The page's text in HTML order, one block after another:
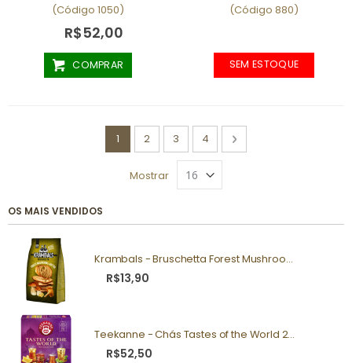
(Código 1050)
R$52,00
COMPRAR
(Código 880)
SEM ESTOQUE
Página
Você esta lendo a pagina
1 Página
2 Página
3 Página
4 Página
Próximo
Mostrar
OS MAIS VENDIDOS
Krambals - Bruschetta Forest Mushrooms 70g
R$13,90
Teekanne - Chás Tastes of the World 25g
R$52,50